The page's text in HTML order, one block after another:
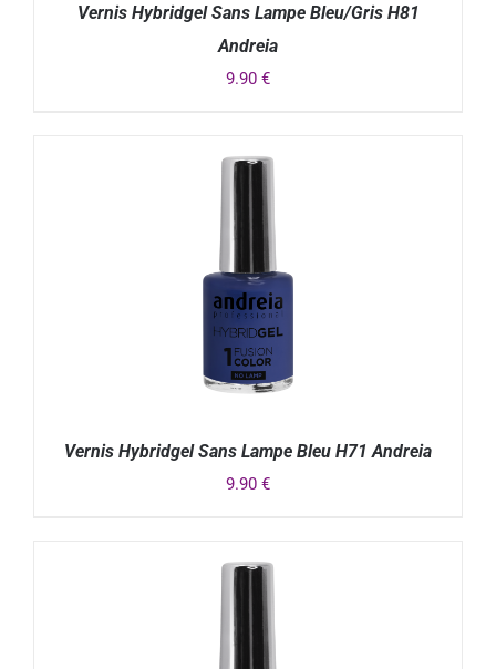
Vernis Hybridgel Sans Lampe Bleu/Gris H81
Andreia
9.90 €
Vernis Hybridgel Sans Lampe Bleu H71 Andreia
9.90 €